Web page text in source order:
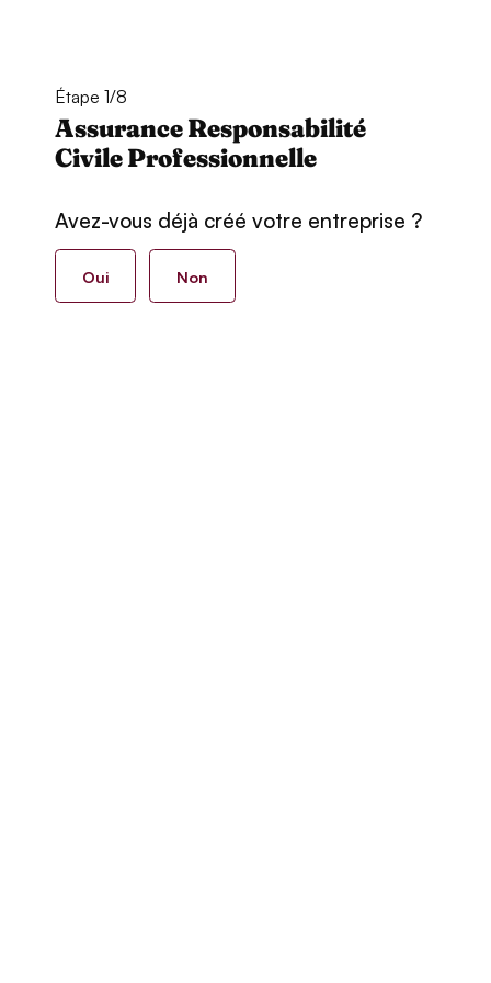
Étape 1/8
Assurance Responsabilité
Civile Professionnelle
Avez-vous déjà créé votre entreprise ?
Oui Non